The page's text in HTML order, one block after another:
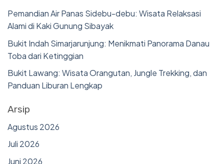
Pemandian Air Panas Sidebu-debu: Wisata Relaksasi
Alami di Kaki Gunung Sibayak
Bukit Indah Simarjarunjung: Menikmati Panorama Danau
Toba dari Ketinggian
Bukit Lawang: Wisata Orangutan, Jungle Trekking, dan
Panduan Liburan Lengkap
Arsip
Agustus 2026
Juli 2026
Juni 2026